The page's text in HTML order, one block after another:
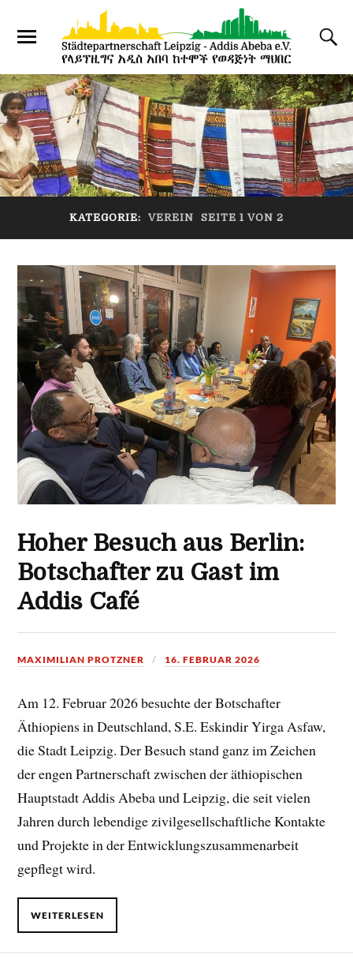
KATEGORIE: VEREIN SEITE 1 VON 2
Hoher Besuch aus Berlin:
Botschafter zu Gast im
Addis Café
MAXIMILIAN PROTZNER 16. FEBRUAR 2026
Am 12. Februar 2026 besuchte der Botschafter
Äthiopiens in Deutschland, S.E. Eskindir Yirga Asfaw,
die Stadt Leipzig. Der Besuch stand ganz im Zeichen
der engen Partnerschaft zwischen der äthiopischen
Hauptstadt Addis Abeba und Leipzig, die seit vielen
Jahren durch lebendige zivilgesellschaftliche Kontakte
und Projekte in der Entwicklungszusammenarbeit
gepflegt wird.
WEITERLESEN